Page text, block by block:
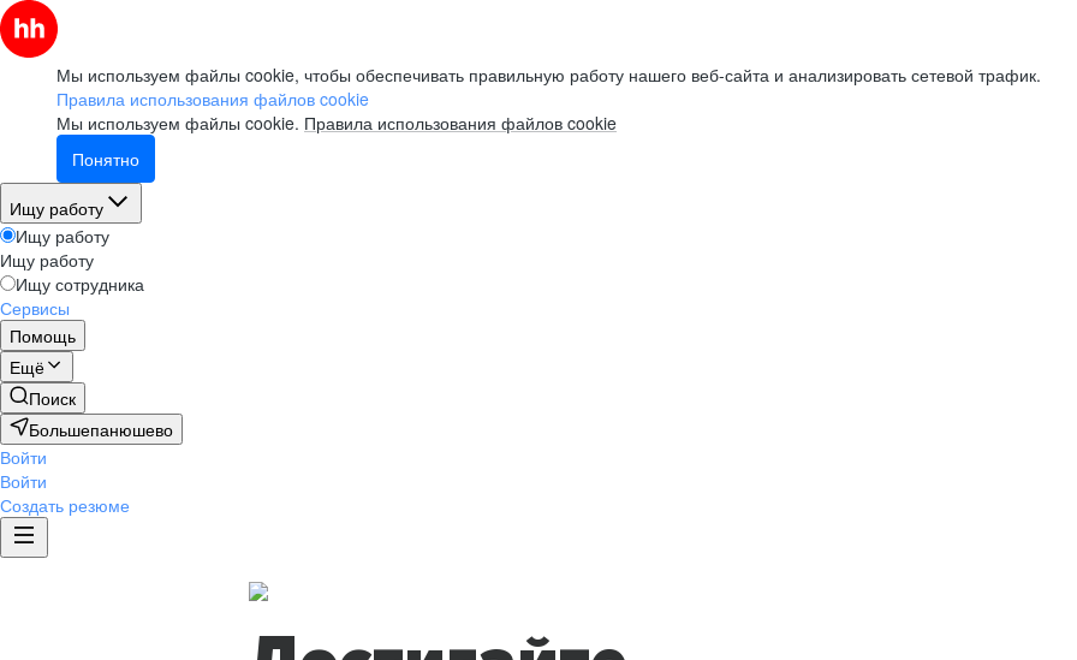
Мы используем файлы cookie, чтобы обеспечивать правильную работу нашего веб-сайта и анализировать сетевой трафик.
Правила использования файлов cookie
Мы используем файлы cookie. Правила использования файлов cookie
Понятно
Ищу работу
Ищу работу
Ищу работу
Ищу сотрудника
Сервисы
Помощь
Ещё
Поиск
Большепанюшево
Войти
Войти
Создать резюме